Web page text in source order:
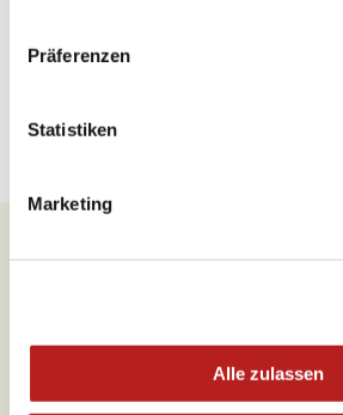
Präferenzen
Statistiken
Marketing
Alle zulassen
Küchenangebote
Ausstattung